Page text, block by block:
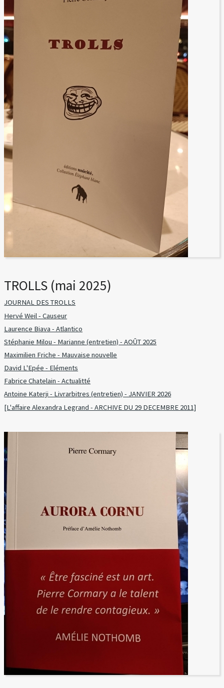
TROLLS (mai 2025)
JOURNAL DES TROLLS
Hervé Weil - Causeur
Laurence Biava - Atlantico
Stéphanie Milou - Marianne (entretien) - AOÛT 2025
Maximilien Friche - Mauvaise nouvelle
David L'Epée - Eléments
Fabrice Chatelain - Actualitté
Antoine Katerji - Livrarbitres (entretien) - JANVIER 2026
[L'affaire Alexandra Legrand - ARCHIVE DU 29 DECEMBRE 2011]